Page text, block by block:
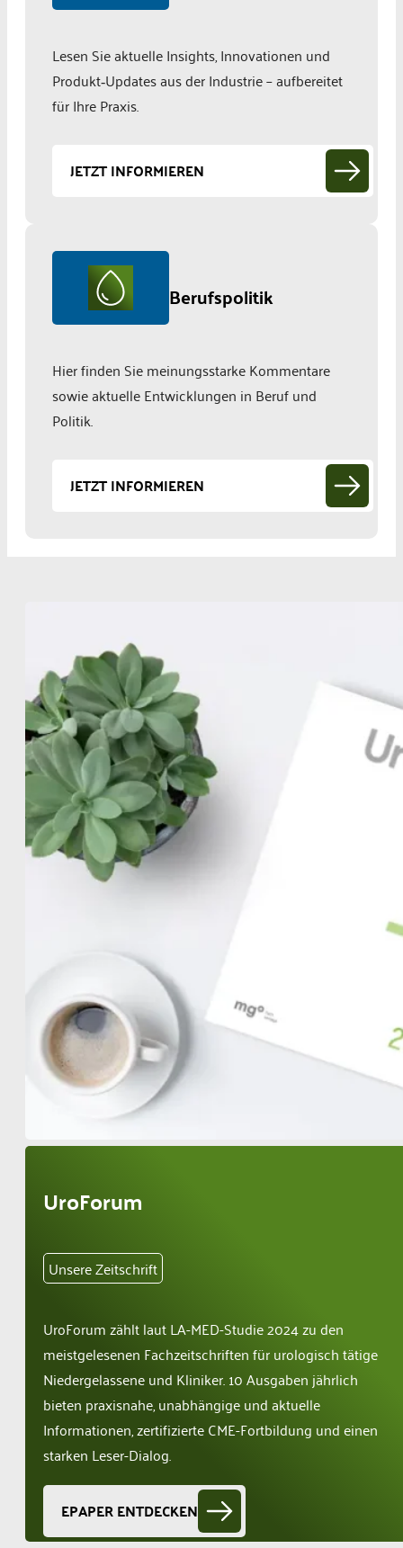
Lesen Sie aktuelle Insights, Innovationen und
Produkt‑Updates aus der Industrie – aufbereitet
für Ihre Praxis.
JETZT INFORMIEREN
Berufspolitik
Hier finden Sie meinungsstarke Kommentare
sowie aktuelle Entwicklungen in Beruf und
Politik.
JETZT INFORMIEREN
UroForum
Unsere Zeitschrift
UroForum zählt laut LA-MED-Studie 2024 zu den
meistgelesenen Fachzeitschriften für urologisch tätige
Niedergelassene und Kliniker. 10 Ausgaben jährlich
bieten praxisnahe, unabhängige und aktuelle
Informationen, zertifizierte CME-Fortbildung und einen
starken Leser-Dialog.
EPAPER ENTDECKEN